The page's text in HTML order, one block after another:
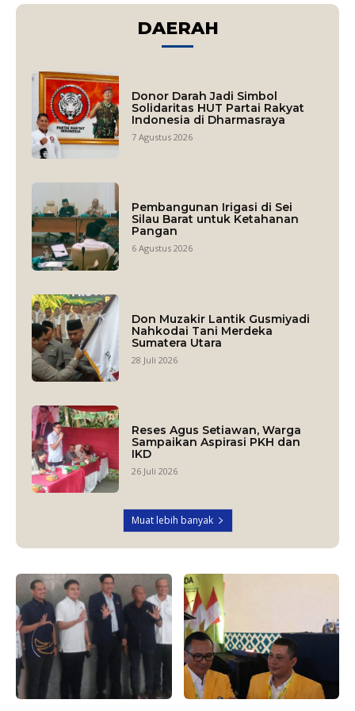
DAERAH
Donor Darah Jadi Simbol
Solidaritas HUT Partai Rakyat
Indonesia di Dharmasraya
7 Agustus 2026
Pembangunan Irigasi di Sei
Silau Barat untuk Ketahanan
Pangan
6 Agustus 2026
Don Muzakir Lantik Gusmiyadi
Nahkodai Tani Merdeka
Sumatera Utara
28 Juli 2026
Reses Agus Setiawan, Warga
Sampaikan Aspirasi PKH dan
IKD
26 Juli 2026
Muat lebih banyak